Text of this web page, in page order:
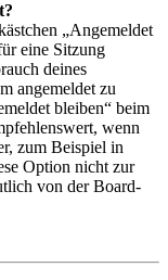
„Angemeldet
eine Sitzung
deines
angemeldet zu
bleiben“ beim
wenn
zum Beispiel in
Option nicht zur
von der Board-